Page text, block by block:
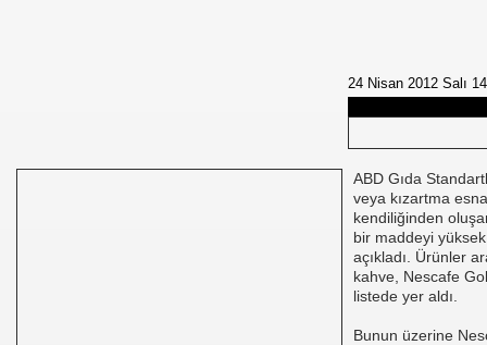
24 Nisan 2012 Salı
ABD Gıda
veya kızartma
kendiliğinden
bir maddeyi
açıkladı. Ürünler
kahve, Nescafe
listede yer aldı.
Bunun üzerine